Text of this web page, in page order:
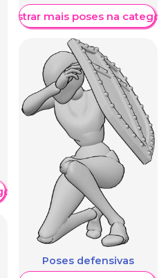
Mostrar mais poses na
Poses defensivas